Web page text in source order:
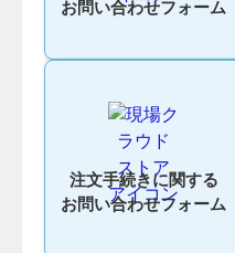
お問い合わせフォーム
注文手続きに関する
お問い合わせフォーム